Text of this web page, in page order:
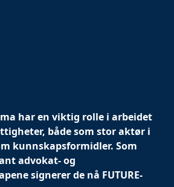
har en viktig rolle i arbeidet
både som stor aktør i
kunnskapsformidler. Som
advokat- og
signerer de nå FUTURE-